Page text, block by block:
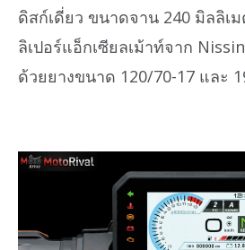
ดิสก์เดี่ยว ขนาดจาน 240 มิลลิเ
ลิเปอร์แอ็กเซียลเม้าท์จาก
ด้วยยางขนาด 120/70-17 และ